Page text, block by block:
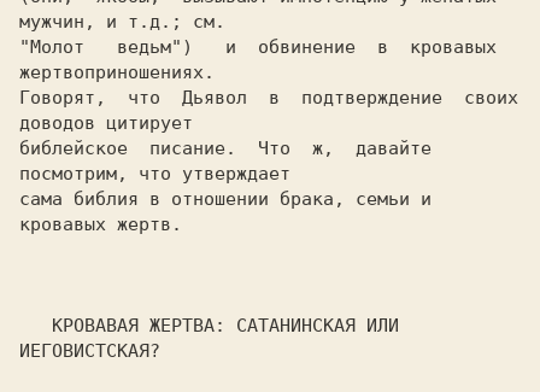
мужчин, и т.д.; см.
"Молот   ведьм")   и  обвинение  в  кровавых
жертвоприношениях.
Говорят,  что  Дьявол  в  подтверждение  своих
доводов цитирует
библейское  писание.  Что  ж,  давайте
посмотрим, что утверждает
сама библия в отношении брака, семьи и
кровавых жертв.
ИЕГОВИСТСКАЯ?